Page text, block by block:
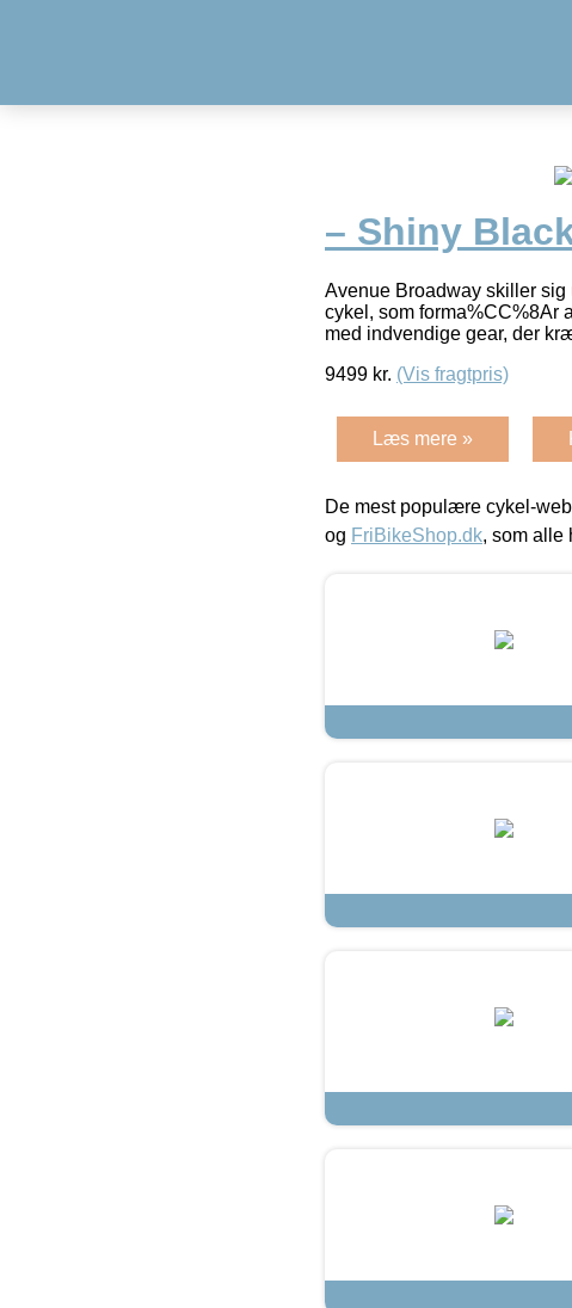
– Shiny
Avenue Broadway skiller
cykel, som forma%CC%8Ar
med indvendige gear, der
9499 kr. (Vis fragtpris)
Læs mere »
De mest populære cykel-
og FriBikeShop.dk, som alle